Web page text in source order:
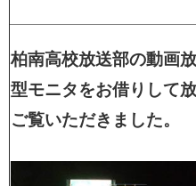
柏南高校放送部の動画
型モニタをお借りして
ご覧いただきました。